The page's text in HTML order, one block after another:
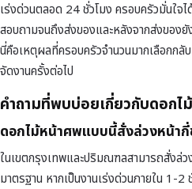
เร่งด่วนตลอด 24 ชั่วโมง ครอบครัวมั่นใจ
สอบถามจนถึงส่งของและหลังจากส่งของ
นี่คือเหตุผลที่ครอบครัวจำนวนมากเลือกก
จัดงานครั้งต่อไป
คำถามที่พบบ่อยเกี่ยวกับดอก
ดอกไม้หน้าศพแบบนี้สั่งล่วงหน้ากี่
ในเขตกรุงเทพและปริมณฑลสามารถสั่งล่
มาตรฐาน หากเป็นงานเร่งด่วนภายใน 1-2